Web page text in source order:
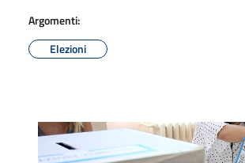
Argomenti:
Elezioni